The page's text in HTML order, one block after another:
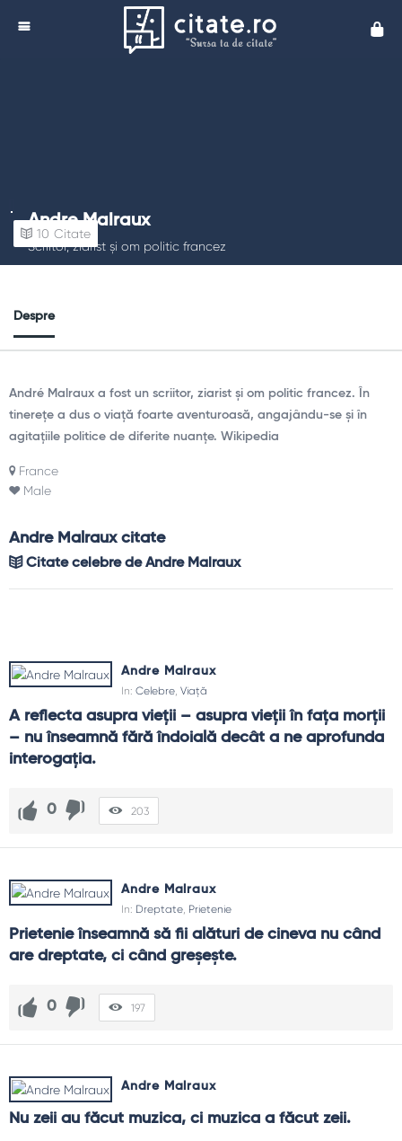
Andre Malraux
Scriitor, ziarist și om politic francez
10 Citate
Despre
André Malraux a fost un scriitor, ziarist și om politic francez. În
tinerețe a dus o viață foarte aventuroasă, angajându-se și în
agitațiile politice de diferite nuanțe. Wikipedia
France
Male
Andre Malraux citate
Citate celebre de Andre Malraux
Andre Malraux
In: Celebre, Viață
A reflecta asupra vieții – asupra vieții în fața morții
– nu înseamnă fără îndoială decât a ne aprofunda
interogația.
0 203
Andre Malraux
In: Dreptate, Prietenie
Prietenie înseamnă să fii alături de cineva nu când
are dreptate, ci când greşește.
0 197
Andre Malraux
Nu zeii au făcut muzica, ci muzica a făcut zeii.